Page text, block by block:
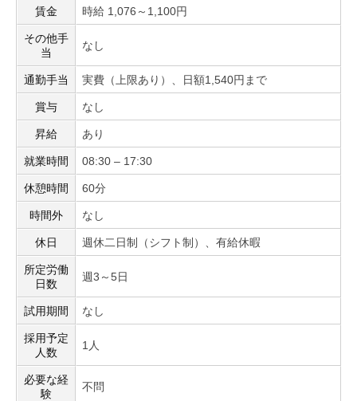
賃金 時給 1,076～1,100円
その他手
当
なし
通勤手当 実費（上限あり）、日額1,540円まで
賞与 なし
昇給 あり
就業時間 08:30 – 17:30
休憩時間 60分
時間外 なし
休日 週休二日制（シフト制）、有給休暇
所定労働
日数
週3～5日
試用期間 なし
採用予定
人数
1人
必要な経
験
不問